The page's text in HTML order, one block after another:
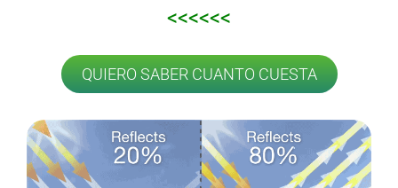
<<<<<<
QUIERO SABER CUANTO CUESTA